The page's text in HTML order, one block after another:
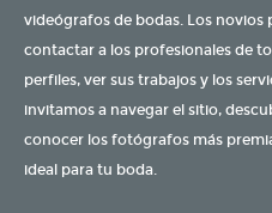
videógrafos de bodas. Los novios
contactar a los profesionales de
perfiles, ver sus trabajos y los
invitamos a navegar el sitio,
conocer los fotógrafos más
ideal para tu boda.